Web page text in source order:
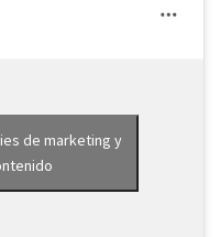
de marketing y